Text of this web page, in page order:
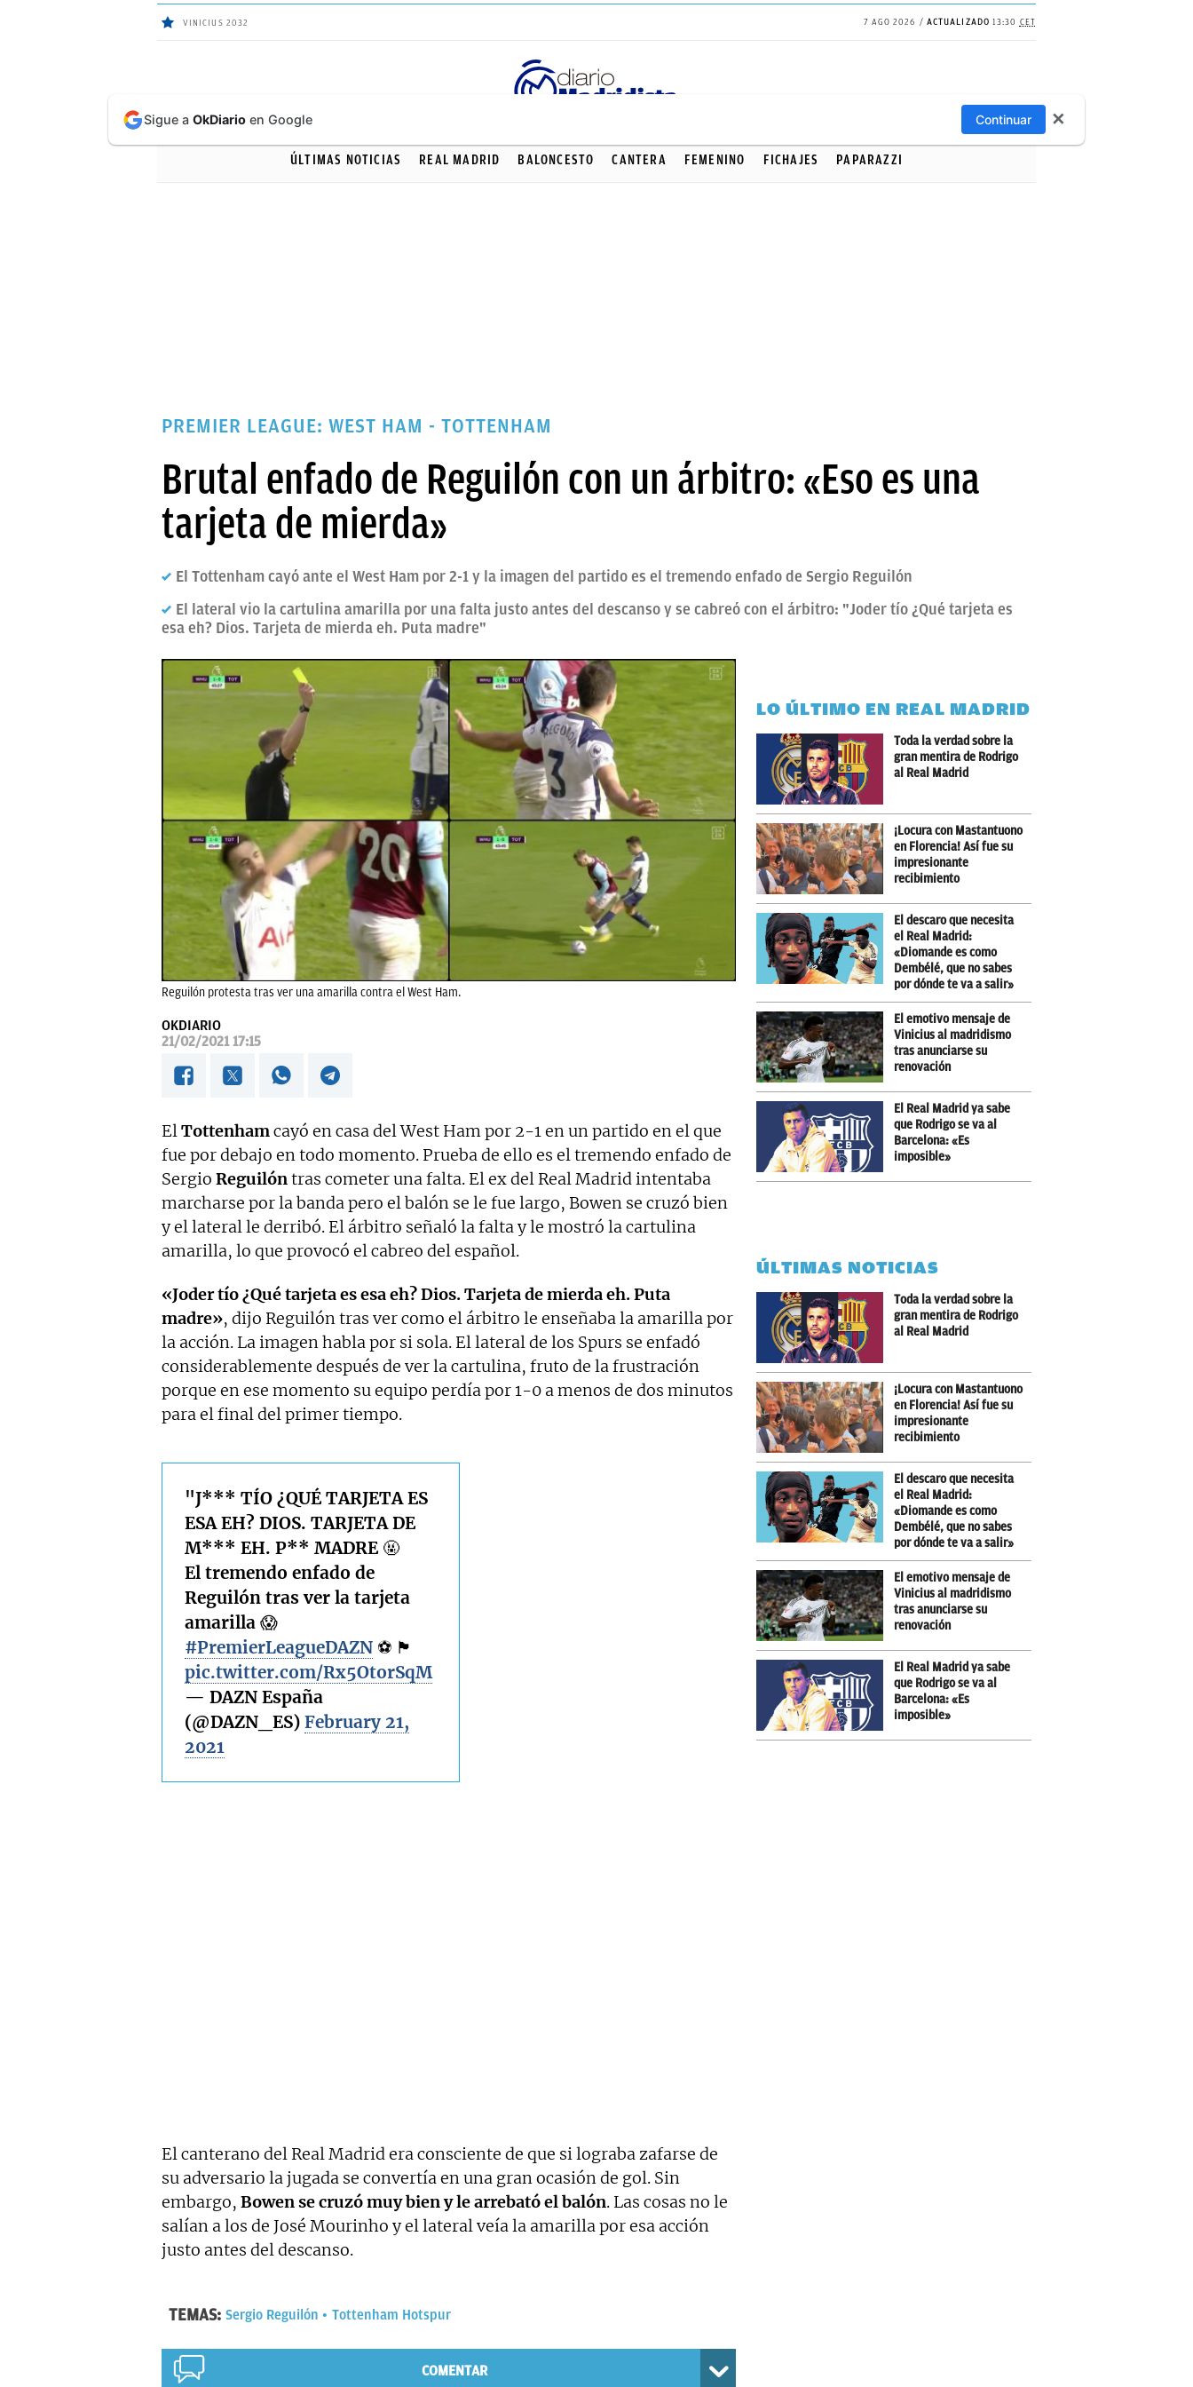
VINICIUS 2032 7 AGO 2026 ACTUALIZADO 13:30 CET
ÚLTIMAS
NOTICIAS
ÚLTIMAS NOTICIAS REAL MADRID BALONCESTO CANTERA FEMENINO FICHAJES PAPARAZZI
PREMIER LEAGUE: WEST HAM - TOTTENHAM
Brutal enfado de Reguilón con un árbitro: «Eso es una
tarjeta de mierda»
El Tottenham cayó ante el West Ham por 2-1 y la imagen del partido es el tremendo enfado de Sergio Reguilón
El lateral vio la cartulina amarilla por una falta justo antes del descanso y se cabreó con el árbitro: "Joder tío ¿Qué tarjeta es
esa eh? Dios. Tarjeta de mierda eh. Puta madre"
Reguilón protesta tras ver una amarilla contra el West Ham.
OKDIARIO
21/02/2021 17:15
ElTottenhamcayó en casa del West Ham por 2-1 en un partido en el que
fue por debajo en todo momento. Prueba de ello es el tremendo enfado de
Sergio Reguilóntras cometer una falta. El ex del Real Madrid intentaba
marcharse por la banda pero el balón se le fue largo, Bowen se cruzó bien
y el lateral le derribó. El árbitro señaló la falta y le mostró la cartulina
amarilla, lo que provocó el cabreo del español.
«Joder tío ¿Qué tarjeta es esa eh? Dios. Tarjeta de mierda eh. Puta
madre», dijo Reguilón tras ver como el árbitro le enseñaba la amarilla por
la acción. La imagen habla por si sola. El lateral de los Spurs se enfadó
considerablemente después de ver la cartulina, fruto de la frustración
porque en ese momento su equipo perdía por 1-0 a menos de dos minutos
para el final del primer tiempo.
"J*** TÍO ¿QUÉ TARJETA ES
ESA EH? DIOS. TARJETA DE
M*** EH. P** MADRE 🤬
El tremendo enfado de
Reguilón tras ver la tarjeta
amarilla 😱
#PremierLeagueDAZN ⚽ 🏴󠁧󠁢󠁥󠁮󠁧󠁿
pic.twitter.com/Rx5OtorSqM
— DAZN España
(@DAZN_ES) February 21,
2021
El canterano del Real Madrid era consciente de que si lograba zafarse de
su adversario la jugada se convertía en una gran ocasión de gol. Sin
embargo, Bowen se cruzó muy bien y le arrebató el balón. Las cosas no le
salían a los de José Mourinho y el lateral veía la amarilla por esa acción
justo antes del descanso.
TEMAS: Sergio Reguilón Tottenham Hotspur
COMENTAR
LO ÚLTIMO EN REAL MADRID
Toda la verdad sobre la
gran mentira de Rodrigo
al Real Madrid
¡Locura con Mastantuono
en Florencia! Así fue su
impresionante
recibimiento
El descaro que necesita
el Real Madrid:
«Diomande es como
Dembélé, que no sabes
por dónde te va a salir»
El emotivo mensaje de
Vinicius al madridismo
tras anunciarse su
renovación
El Real Madrid ya sabe
que Rodrigo se va al
Barcelona: «Es
imposible»
ÚLTIMAS NOTICIAS
Toda la verdad sobre la
gran mentira de Rodrigo
al Real Madrid
¡Locura con Mastantuono
en Florencia! Así fue su
impresionante
recibimiento
El descaro que necesita
el Real Madrid:
«Diomande es como
Dembélé, que no sabes
por dónde te va a salir»
El emotivo mensaje de
Vinicius al madridismo
tras anunciarse su
renovación
El Real Madrid ya sabe
que Rodrigo se va al
Barcelona: «Es
imposible»
Sigue a OkDiario en Google Continuar ✕